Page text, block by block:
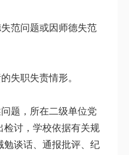
失范问题或因师德失范
失职失责情形。
题，所在二级单位党
检讨，学校依据有关规
勉谈话、通报批评、纪